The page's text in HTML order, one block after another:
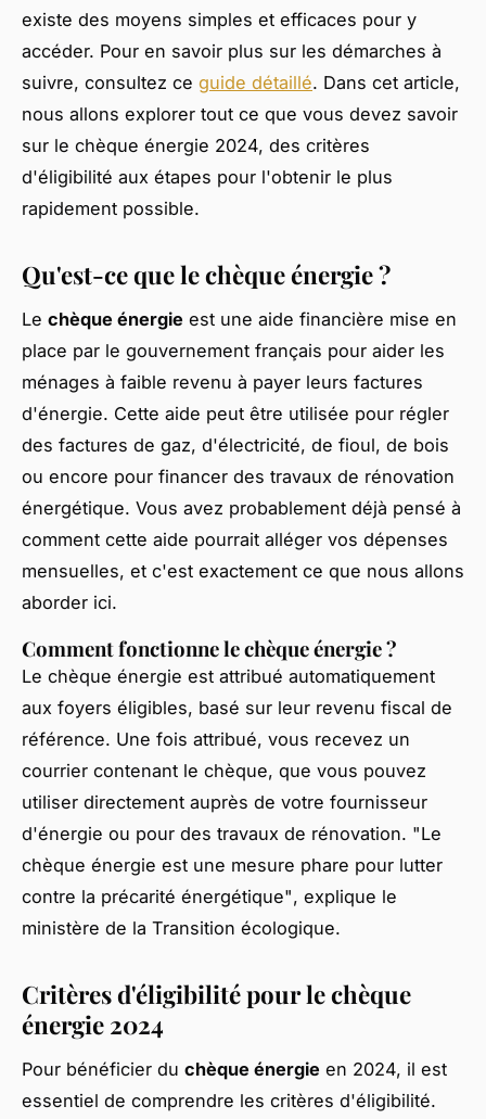
existe des moyens simples et efficaces pour y
accéder. Pour en savoir plus sur les démarches à
suivre, consultez ce guide détaillé. Dans cet article,
nous allons explorer tout ce que vous devez savoir
sur le chèque énergie 2024, des critères
d'éligibilité aux étapes pour l'obtenir le plus
rapidement possible.
Qu'est-ce que le chèque énergie ?
Le chèque énergie est une aide financière mise en
place par le gouvernement français pour aider les
ménages à faible revenu à payer leurs factures
d'énergie. Cette aide peut être utilisée pour régler
des factures de gaz, d'électricité, de fioul, de bois
ou encore pour financer des travaux de rénovation
énergétique. Vous avez probablement déjà pensé à
comment cette aide pourrait alléger vos dépenses
mensuelles, et c'est exactement ce que nous allons
aborder ici.
Comment fonctionne le chèque énergie ?
Le chèque énergie est attribué automatiquement
aux foyers éligibles, basé sur leur revenu fiscal de
référence. Une fois attribué, vous recevez un
courrier contenant le chèque, que vous pouvez
utiliser directement auprès de votre fournisseur
d'énergie ou pour des travaux de rénovation. "Le
chèque énergie est une mesure phare pour lutter
contre la précarité énergétique", explique le
ministère de la Transition écologique.
Critères d'éligibilité pour le chèque
énergie 2024
Pour bénéficier du chèque énergie en 2024, il est
essentiel de comprendre les critères d'éligibilité.